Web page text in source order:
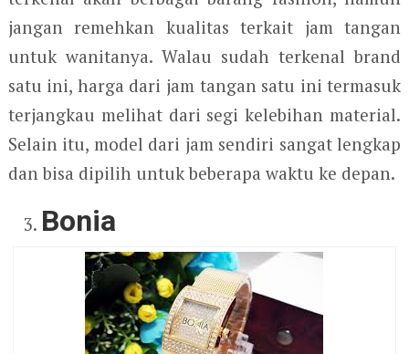
jangan remehkan kualitas terkait jam tangan
untuk wanitanya. Walau sudah terkenal brand
satu ini, harga dari jam tangan satu ini termasuk
terjangkau melihat dari segi kelebihan material.
Selain itu, model dari jam sendiri sangat lengkap
dan bisa dipilih untuk beberapa waktu ke depan.
Bonia